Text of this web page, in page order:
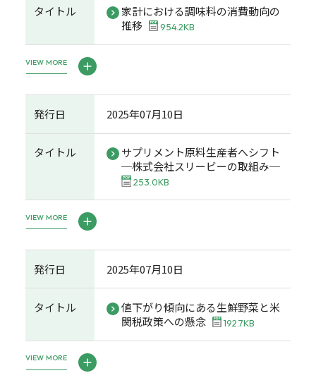
タイトル
家計における調味料の消費動向の
推移
954.2KB
VIEW MORE
発行日 2025年07月10日
タイトル
サプリメント原料生産者へシフト
─株式会社スリービーの取組み─
253.0KB
VIEW MORE
発行日 2025年07月10日
タイトル
値下がり傾向にある生鮮野菜と米
関税政策への懸念
192.7KB
VIEW MORE